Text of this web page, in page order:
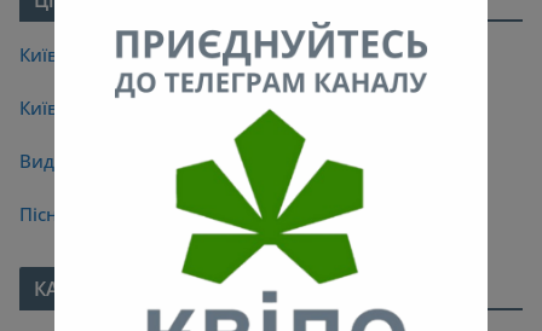
Київські легенди
Київські мости
Видатні кияни
Пісні про Київ
КАЛЕНДАР